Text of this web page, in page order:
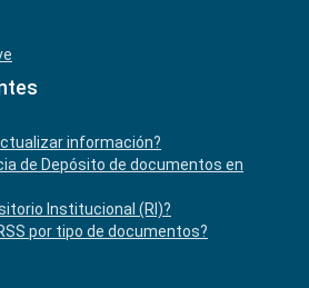
información?
de Depósito de documentos en
Institucional (RI)?
por tipo de documentos?